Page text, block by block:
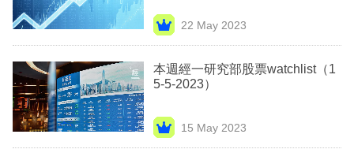
科
技
職
場
生
22 May 2023
本週經一研究部股票watchlist（1
5-5-2023）
15 May 2023